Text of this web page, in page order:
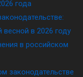
года
в 2026 году
в российском
законодательстве